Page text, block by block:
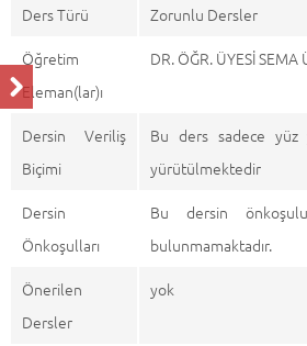
Ders Türü
Zorunlu Dersler
Öğretim
Eleman(lar)ı
DR. ÖĞR. ÜYESİ SEMA
Dersin Veriliş
Biçimi
Bu ders sadece yüz
yürütülmektedir
Dersin
Önkoşulları
Bu dersin
bulunmamaktadır.
Önerilen
Dersler
yok